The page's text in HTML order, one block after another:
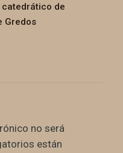
catedrático de
Gredos
no será
están